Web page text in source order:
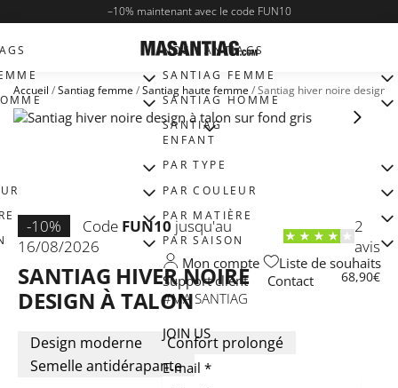
–10% maintenant avec le code FUN10
NOS SANTIAGS
SANTIAG FEMME​
SANTIAG HOMME​
SANTIAG
ENFANT​
PAR TYPE
PAR COULEUR
PAR MATIÈRE
PAR SAISON
Mon compte
Liste de souhaits
Support client
Contact
#MA SANTIAG
JOIN US
E-mail *
Accueil /Santiag femme​ /Santiag haute femme​ /Santiag hiver noire design
-10% Code FUN10jusqu'au
16/08/2026
2
avis
SANTIAG HIVER NOIRE
DESIGN À TALON
68,90€
Design moderne
Confort prolongé
Semelle antidérapante